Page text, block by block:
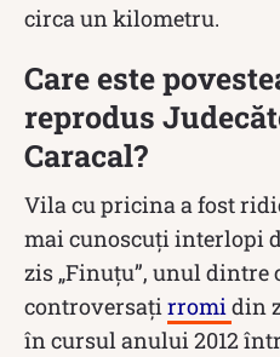
circa un kilometru.
Care este
reprodus
Caracal?
Vila cu pricina a fost
mai cunoscuți interlopi
zis „Finuțu”, unul dintre
controversați rromi din
în cursul anului 2012